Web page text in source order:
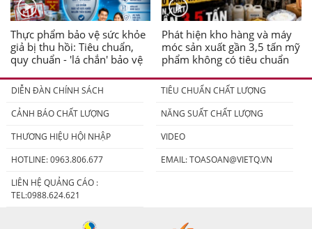
Thực phẩm bảo vệ sức khỏe
giả bị thu hồi: Tiêu chuẩn,
quy chuẩn - 'lá chắn' bảo vệ
Phát hiện kho hàng và máy
móc sản xuất gần 3,5 tấn mỹ
phẩm không có tiêu chuẩn
DIỄN ĐÀN CHÍNH SÁCH
TIÊU CHUẨN CHẤT LƯỢNG
CẢNH BÁO CHẤT LƯỢNG
NĂNG SUẤT CHẤT LƯỢNG
THƯƠNG HIỆU HỘI NHẬP
VIDEO
HOTLINE: 0963.806.677
EMAIL:TOASOAN@VIETQ.VN
LIÊN HỆ QUẢNG CÁO :
TEL:0988.624.621